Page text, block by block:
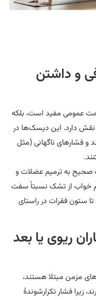
داشتن
مفید است، بلکه
این دیسک‌ها در
ناگهانی (مثل
به ترمیم عضلات و
از تشک نسبتاً سفت
فقرات در راستای
ریوی یا بعد
مبتلا هستند،
فشار تکرارشوندهٔ